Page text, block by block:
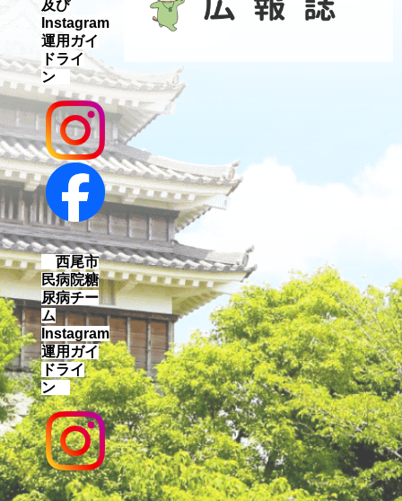
及び
Instagram
運用ガイ
ドライ
ン
西尾市
民病院糖
尿病チー
ム
Instagram
運用ガイ
ドライ
ン